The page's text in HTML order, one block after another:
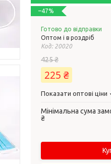
–47%
Готово до відправки
Оптом і в роздріб
Код: 20020
425 ₴
225 ₴
Показати оптові ціни
Мінімальна сума
₴